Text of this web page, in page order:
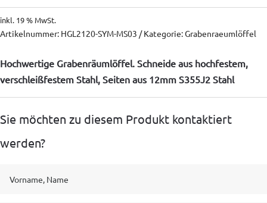
inkl. 19 % MwSt.
Artikelnummer: HGL2120-SYM-MS03 Kategorie:Grabenraeumlöffel
Hochwertige Grabenräumlöffel. Schneide aus hochfestem,
verschleißfestem Stahl, Seiten aus 12mm S355J2 Stahl
Sie möchten zu diesem Produkt kontaktiert
werden?